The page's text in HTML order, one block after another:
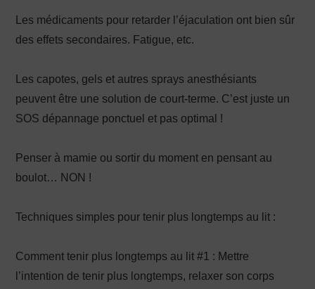
Les médicaments pour retarder l’éjaculation ont bien sûr
des effets secondaires. Fatigue, etc.
Les capotes, gels et autres sprays anesthésiants
peuvent être une solution de court-terme. C’est juste un
SOS dépannage ponctuel et pas optimal !
Penser à mamie ou sortir du moment en pensant au
boulot… NON !
Techniques simples pour tenir plus longtemps au lit :
Comment tenir plus longtemps au lit #1 : Mettre
l’intention de tenir plus longtemps, relaxer son corps